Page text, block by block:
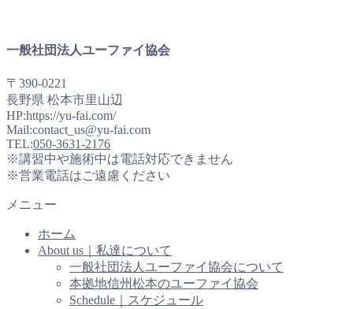
一般社団法人ユーファイ協会
〒390-0221
長野県 松本市里山辺
HP:https://yu-fai.com/
Mail:contact_us@yu-fai.com
TEL:050-3631-2176
※講習中や施術中は電話対応できません
※営業電話はご遠慮ください
メニュー
ホーム
About us｜私達について
一般社団法人ユーファイ協会について
本拠地信州松本のユーファイ協会
Schedule｜スケジュール